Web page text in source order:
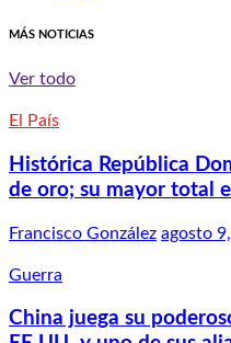
MÁS NOTICIAS
Ver todo
El País
Histórica República
de oro; su mayor total
Francisco González agosto
Guerra
China juega su